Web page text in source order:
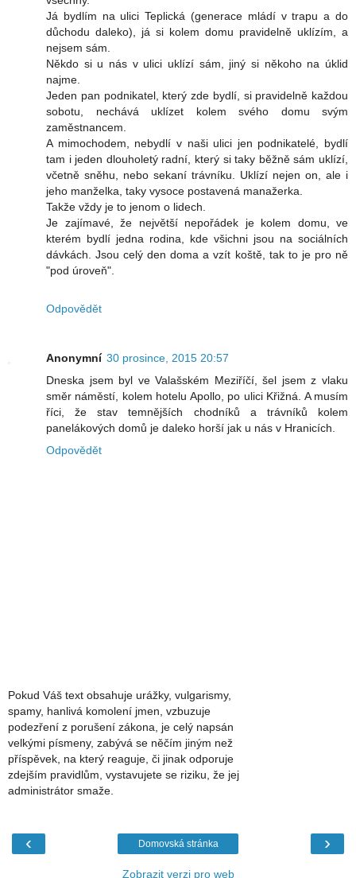
Já bydlím na ulici Teplická (generace mládí v trapu a do
důchodu daleko), já si kolem domu pravidelně uklízím, a
nejsem sám.
Někdo si u nás v ulici uklízí sám, jiný si někoho na úklid
najme.
Jeden pan podnikatel, který zde bydlí, si pravidelně každou
sobotu, nechává uklízet kolem svého domu svým
zaměstnancem.
A mimochodem, nebydlí v naši ulici jen podnikatelé, bydlí
tam i jeden dlouholetý radní, který si taky běžně sám uklízí,
včetně sněhu, nebo sekaní trávníku. Uklízí nejen on, ale i
jeho manželka, taky vysoce postavená manažerka.
Takže vždy je to jenom o lidech.
Je zajímavé, že největší nepořádek je kolem domu, ve
kterém bydlí jedna rodina, kde všichni jsou na sociálních
dávkách. Jsou celý den doma a vzít koště, tak to je pro ně
"pod úroveň".
Odpovědět
Anonymní 30 prosince, 2015 20:57
Dneska jsem byl ve Valašském Meziříčí, šel jsem z vlaku
směr náměstí, kolem hotelu Apollo, po ulici Křižná. A musím
říci, že stav temnějších chodníků a trávníků kolem
panelákových domů je daleko horší jak u nás v Hranicích.
Odpovědět
Pokud Váš text obsahuje urážky, vulgarismy,
spamy, hanlivá komolení jmen, vzbuzuje
podezření z porušení zákona, je celý napsán
velkými písmeny, zabývá se něčím jiným než
příspěvek, na který reaguje, či jinak odporuje
zdejším pravidlům, vystavujete se riziku, že jej
administrátor smaže.
‹ ›
Domovská stránka
Zobrazit verzi pro web